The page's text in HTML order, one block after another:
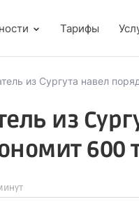
Тарифы
из Сургута навел
из
600